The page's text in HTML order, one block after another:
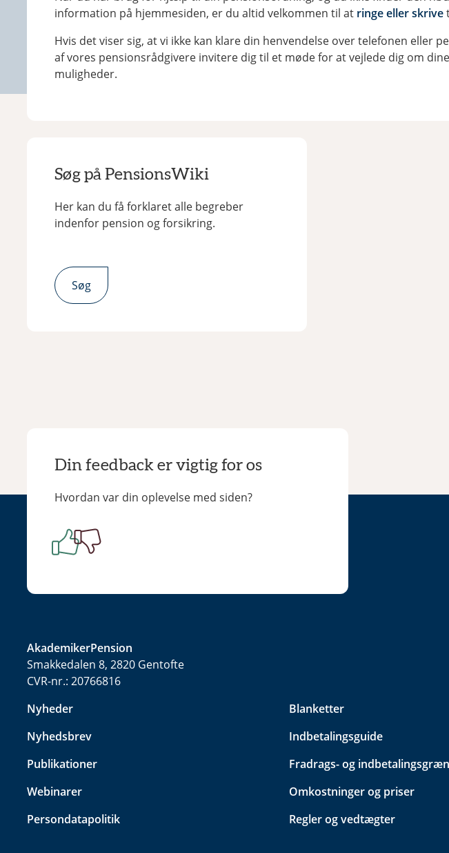
information på hjemmesiden, er du altid velkommen til at ringe eller skrive
Hvis det viser sig, at vi ikke kan klare din henvendelse over telefonen eller
af vores pensionsrådgivere invitere dig til et møde for at vejlede dig om dine
muligheder.
Søg på PensionsWiki
Her kan du få forklaret alle begreber
indenfor pension og forsikring.
Søg
Din feedback er vigtig for os
Hvordan var din oplevelse med siden?
AkademikerPension
Smakkedalen 8, 2820 Gentofte
CVR-nr.: 20766816
Nyheder
Nyhedsbrev
Publikationer
Webinarer
Persondatapolitik
Blanketter
Indbetalingsguide
Fradrags- og
Omkostninger og priser
Regler og vedtægter